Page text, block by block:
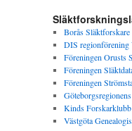
Borås Släktforskare
DIS regionförening
Föreningen Orusts
Föreningen
Föreningen
Kinds Forskarklubb
Västgöta